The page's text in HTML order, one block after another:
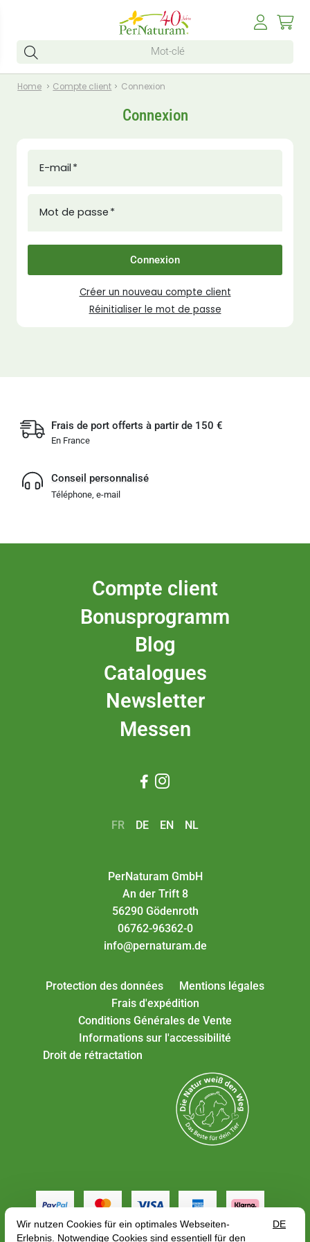
Home Compte client Connexion
Connexion
E-mail
Mot de passe
Connexion
Créer un nouveau compte client
Réinitialiser le mot de passe
Frais de port offerts à partir de 150 €
En France
Conseil personnalisé
Téléphone, e-mail
Compte client
Bonusprogramm
Blog
Catalogues
Newsletter
Messen
 
FR DE EN NL
PerNaturam GmbH
An der Trift 8
56290 Gödenroth
06762-96362-0
info@pernaturam.de
Protection des données
Mentions légales
Frais d'expédition
Conditions Générales de Vente
Informations sur l'accessibilité
Droit de rétractation